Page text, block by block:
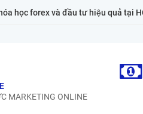
học forex và đầu tư hiệu quả tại
MARKETING ONLINE